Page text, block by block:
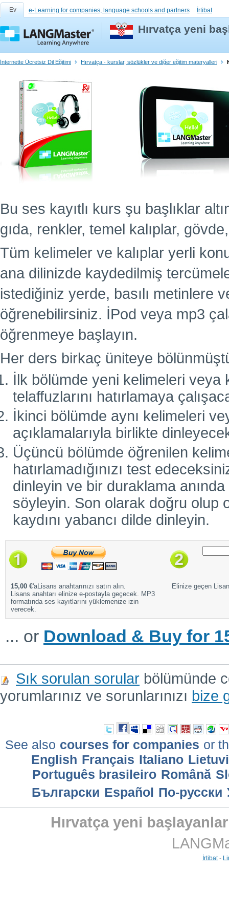
Ev e-Learning for companies, language schools and partners İrtibat
Hırvatça yeni
İnternette Ücretsiz Dil Eğitimi Hırvatça - kurslar, sözlükler ve diğer eğitim materyalleri
Bu ses kayıtlı kurs şu başlıklar
gıda, renkler, temel kalıplar,
Tüm kelimeler ve kalıplar yerli
ana dilinizde kaydedilmiş
istediğiniz yerde, basılı metinlere
öğrenebilirsiniz. İPod veya mp3
öğrenmeye başlayın.
Her ders birkaç üniteye
İlk bölümde yeni kelimeleri veya
telaffuzlarını hatırlamaya
İkinci bölümde aynı kelimeleri
açıklamalarıyla birlikte
Üçüncü bölümde öğrenilen
hatırlamadığınızı test
dinleyin ve bir duraklama
söyleyin. Son olarak doğru olup
kaydını yabancı dilde dinleyin.
15,00 €'aLisans anahtarınızı satın alın.
Lisans anahtarı elinize e-postayla geçecek. MP3
formatında ses kayıtlarını yüklemenize izin
verecek.
Elinize geçen
... or Download & Buy for
Sık sorulan sorular bölümünde
yorumlarınız ve sorunlarınızı bize
See also courses for companies or
English Français Italiano
Português brasileiro Română
Български Еspañol По-русски
Hırvatça yeni
İrtibat-